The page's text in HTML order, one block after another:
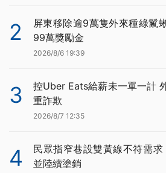
2
屏東移除逾9萬隻外來種綠鬣
99萬獎勵金
2026/8/6 19:39
3
控Uber Eats給薪未一單一計
重詐欺
2026/8/7 12:35
4
民眾指窄巷設雙黃線不符需
並陸續塗銷